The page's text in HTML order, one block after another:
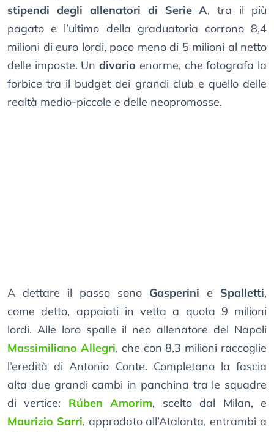
stipendi degli allenatori di Serie A, tra il più
pagato e l’ultimo della graduatoria corrono 8,4
milioni di euro lordi, poco meno di 5 milioni al netto
delle imposte. Undivario enorme, che fotografa la
forbice tra il budget dei grandi club e quello delle
realtà medio-piccole e delle neopromosse.
A dettare il passo sono Gasperini e Spalletti,
come detto, appaiati in vetta a quota 9 milioni
lordi. Alle loro spalle il neo allenatore del Napoli
Massimiliano Allegri, che con 8,3 milioni raccoglie
l’eredità di Antonio Conte. Completano la fascia
alta due grandi cambi in panchina tra le squadre
di vertice: Rúben Amorim, scelto dal Milan, e
Maurizio Sarri, approdato all’Atalanta, entrambi a